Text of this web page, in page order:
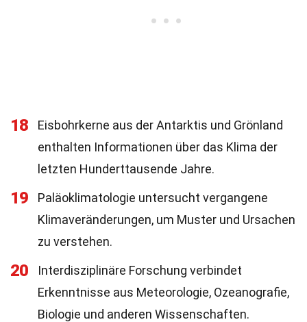
18
Eisbohrkerne aus der Antarktis und Grönland
enthalten Informationen über das Klima der
letzten Hunderttausende Jahre.
19
Paläoklimatologie untersucht vergangene
Klimaveränderungen, um Muster und Ursachen
zu verstehen.
20
Interdisziplinäre Forschung verbindet
Erkenntnisse aus Meteorologie, Ozeanografie,
Biologie und anderen Wissenschaften.